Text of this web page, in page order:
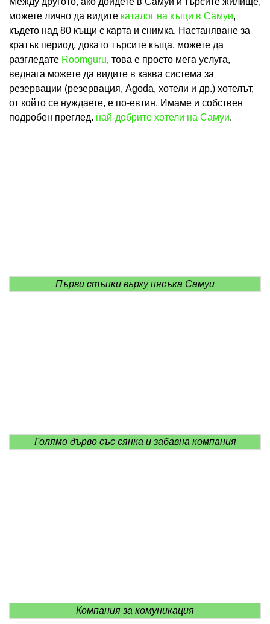
можете лично да видите каталог на къщи в Самуи,
където над 80 къщи с карта и снимка. Настаняване за
кратък период, докато търсите къща, можете да
разгледате Roomguru, това е просто мега услуга,
веднага можете да видите в каква система за
резервации (резервация, Agoda, хотели и др.) хотелът,
от който се нуждаете, е по-евтин. Имаме и собствен
подробен преглед. най-добрите хотели на Самуи.
Първи стъпки върху пясъка Самуи
Голямо дърво със сянка и забавна компания
Компания за комуникация